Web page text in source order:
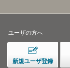
ユーザの方へ
新規ユーザ登録